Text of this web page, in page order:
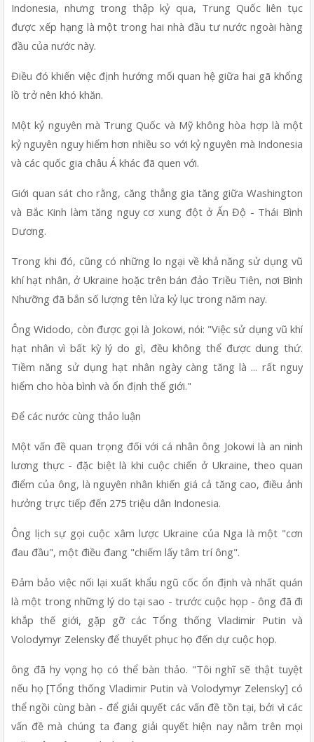
Indonesia, nhưng trong thập kỷ qua, Trung Quốc liên tục
được xếp hạng là một trong hai nhà đầu tư nước ngoài hàng
đầu của nước này.
Điều đó khiến việc định hướng mối quan hệ giữa hai gã khổng
lồ trở nên khó khăn.
Một kỷ nguyên mà Trung Quốc và Mỹ không hòa hợp là một
kỷ nguyên nguy hiểm hơn nhiều so với kỷ nguyên mà Indonesia
và các quốc gia châu Á khác đã quen với.
Giới quan sát cho rằng, căng thẳng gia tăng giữa Washington
và Bắc Kinh làm tăng nguy cơ xung đột ở Ấn Độ - Thái Bình
Dương.
Trong khi đó, cũng có những lo ngại về khả năng sử dụng vũ
khí hạt nhân, ở Ukraine hoặc trên bán đảo Triều Tiên, nơi Bình
Nhưỡng đã bắn số lượng tên lửa kỷ lục trong năm nay.
Ông Widodo, còn được gọi là Jokowi, nói: "Việc sử dụng vũ khí
hạt nhân vì bất kỳ lý do gì, đều không thể được dung thứ.
Tiềm năng sử dụng hạt nhân ngày càng tăng là ... rất nguy
hiểm cho hòa bình và ổn định thế giới."
Để các nước cùng thảo luận
Một vấn đề quan trọng đối với cá nhân ông Jokowi là an ninh
lương thực - đặc biệt là khi cuộc chiến ở Ukraine, theo quan
điểm của ông, là nguyên nhân khiến giá cả tăng cao, điều ảnh
hưởng trực tiếp đến 275 triệu dân Indonesia.
Ông lịch sự gọi cuộc xâm lược Ukraine của Nga là một "cơn
đau đầu", một điều đang "chiếm lấy tâm trí ông".
Đảm bảo việc nối lại xuất khẩu ngũ cốc ổn định và nhất quán
là một trong những lý do tại sao - trước cuộc họp - ông đã đi
khắp thế giới, gặp gỡ các Tổng thống Vladimir Putin và
Volodymyr Zelensky để thuyết phục họ đến dự cuộc họp.
ông đã hy vọng họ có thể bàn thảo. "Tôi nghĩ sẽ thật tuyệt
nếu họ [Tổng thống Vladimir Putin và Volodymyr Zelensky] có
thể ngồi cùng bàn - để giải quyết các vấn đề tồn tại, bởi vì các
vấn đề mà chúng ta đang giải quyết hiện nay nằm trên mọi